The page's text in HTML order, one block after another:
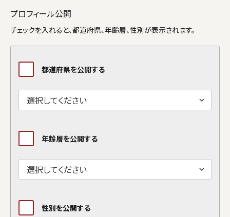
プロフィール公開
チェックを入れると、都道府県、年齢層、性別が表示されます。
都道府県を公開する
年齢層を公開する
性別を公開する